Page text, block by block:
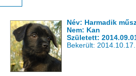
Név: Harmadik
Nem: Kan
Született:
Bekerült: 2014.10.17.